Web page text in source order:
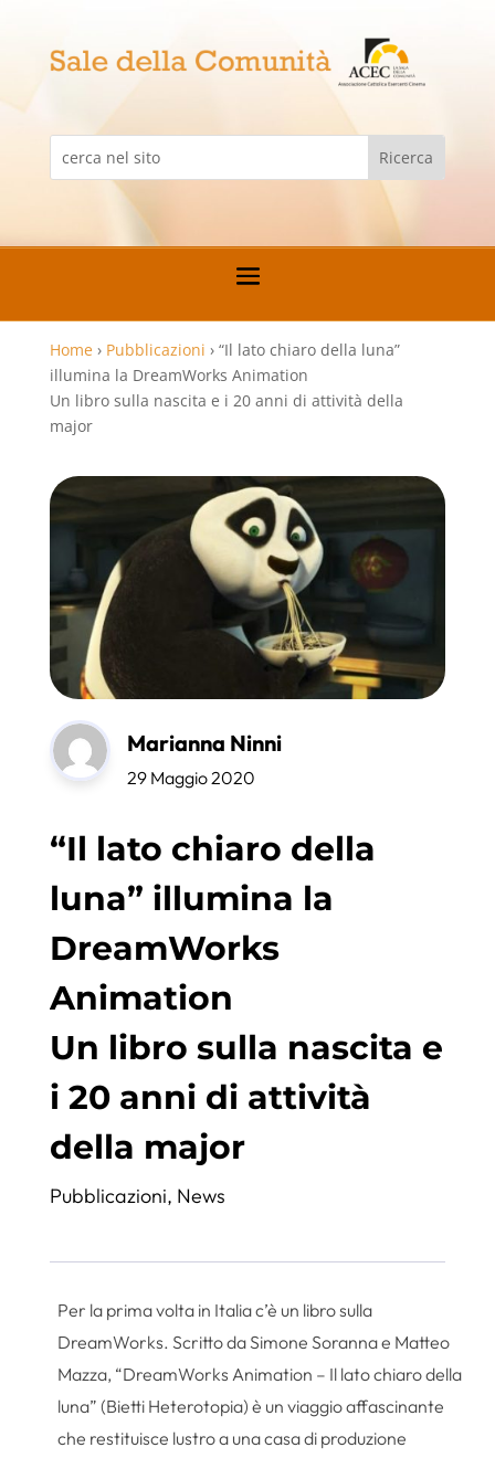
Home › Pubblicazioni › “Il lato chiaro della luna”
illumina la DreamWorks Animation
Un libro sulla nascita e i 20 anni di attività della
major
Marianna Ninni
29 Maggio 2020
“Il lato chiaro della
luna” illumina la
DreamWorks
Animation
Un libro sulla nascita e
i 20 anni di attività
della major
Pubblicazioni, News
Per la prima volta in Italia c’è un libro sulla
DreamWorks. Scritto da Simone Soranna e Matteo
Mazza, “DreamWorks Animation – Il lato chiaro della
luna” (Bietti Heterotopia) è un viaggio affascinante
che restituisce lustro a una casa di produzione